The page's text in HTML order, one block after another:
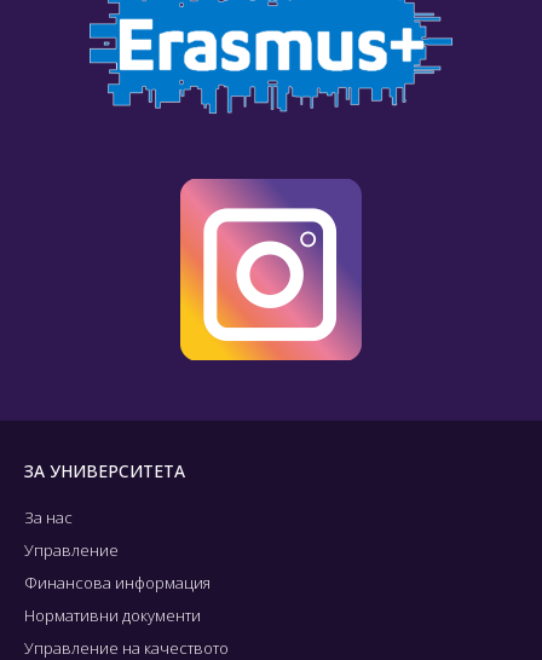
ЗА УНИВЕРСИТЕТА
За нас
Управление
Финансова информация
Нормативни документи
Управление на качеството